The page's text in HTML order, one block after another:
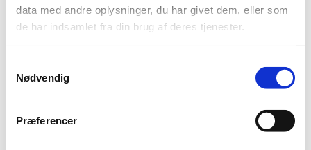
data med andre oplysninger, du har givet dem, eller som
de har indsamlet fra din brug af deres tjenester.
Nødvendig
Præferencer